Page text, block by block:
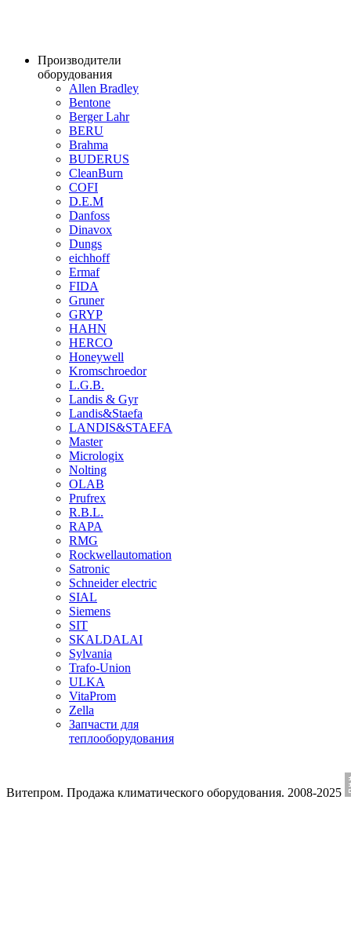
Производители
оборудования
Allen Bradley
Bentone
Berger Lahr
BERU
Brahma
BUDERUS
CleanBurn
COFI
D.E.M
Danfoss
Dinavox
Dungs
eichhoff
Ermaf
FIDA
Gruner
GRYP
HAHN
HERCO
Honeywell
Kromschroedor
L.G.B.
Landis & Gyr
Landis&Staefa
LANDIS&STAEFA
Master
Micrologix
Nolting
OLAB
Prufrex
R.B.L.
RAPA
RMG
Rockwellautomation
Satronic
Schneider electric
SIAL
Siemens
SIT
SKALDALAI
Sylvania
Trafo-Union
ULKA
VitaProm
Zella
Запчасти для
теплооборудования
Витепром. Продажа климатического оборудования. 2008-2025